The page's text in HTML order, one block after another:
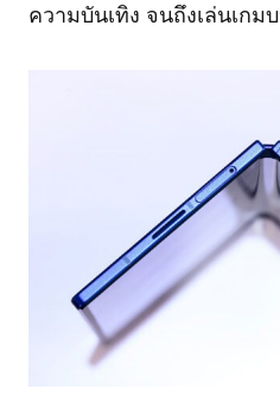
ความบันเทิง จนถึงเล่นเก